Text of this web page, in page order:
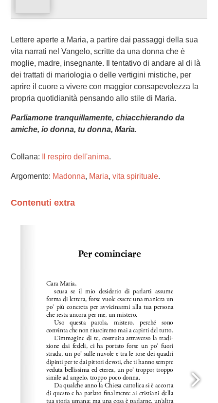
Lettere aperte a Maria, a partire dai passaggi della sua
vita narrati nel Vangelo, scritte da una donna che è
moglie, madre, insegnante. Il tentativo di andare al di là
dei trattati di mariologia o delle vertigini mistiche, per
aprire il cuore a vivere con maggior consapevolezza la
propria quotidianità pensando allo stile di Maria.
Parliamone tranquillamente, chiacchierando da
amiche, io donna, tu donna, Maria.
Collana: Il respiro dell'anima.
Argomento: Madonna, Maria, vita spirituale.
Contenuti extra